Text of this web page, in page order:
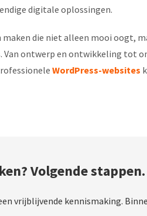
digitale oplossingen.
die niet alleen mooi oogt,
Van ontwerp en ontwikkeling tot
WordPress-websites
Volgende stappen.
vrijblijvende kennismaking.